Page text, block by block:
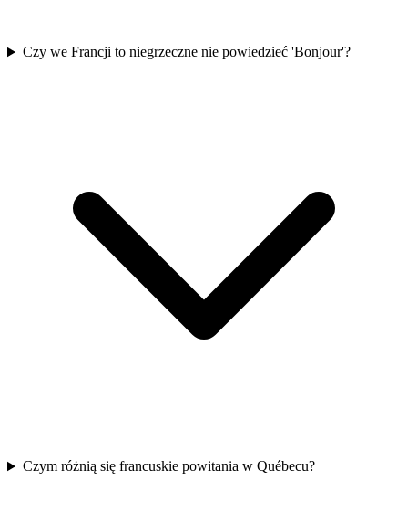
Czy we Francji to niegrzeczne nie powiedzieć 'Bonjour'?
Czym różnią się francuskie powitania w Québecu?